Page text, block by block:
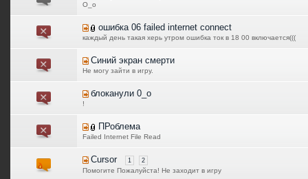
О_о
ошибка 06 failed internet connect
каждый день такая херь утром ошибка ток в 18 00 включается(((
Cиний экран смерти
Не могу зайти в игру.
блоканули 0_о
!
ПРоблема
Failed Internet File Read
Cursor 1 2
Помогите Пожалуйста! Не заходит в игру